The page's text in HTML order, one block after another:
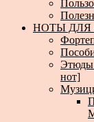
НОТЫ ДЛЯ
Этюды
нот]